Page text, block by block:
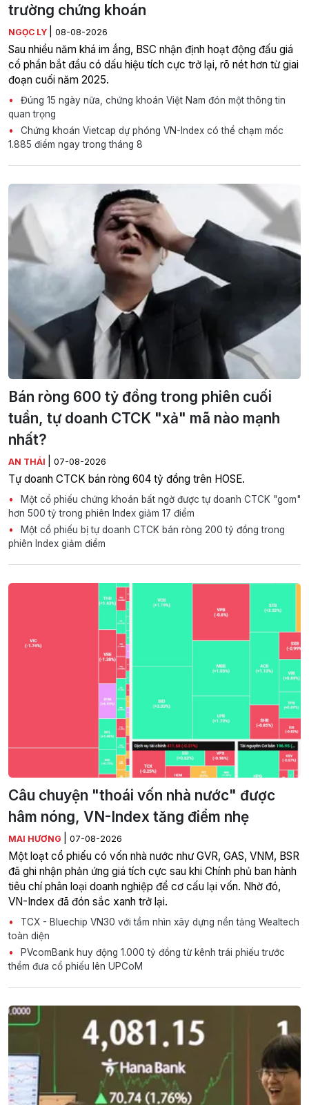
trường chứng khoán
NGỌC LY 08-08-2026
Sau nhiều năm khá im ắng, BSC nhận định hoạt động đấu giá
cổ phần bắt đầu có dấu hiệu tích cực trở lại, rõ nét hơn từ giai
đoạn cuối năm 2025.
Đúng 15 ngày nữa, chứng khoán Việt Nam đón một thông tin
quan trọng
Chứng khoán Vietcap dự phóng VN-Index có thể chạm mốc
1.885 điểm ngay trong tháng 8
Bán ròng 600 tỷ đồng trong phiên cuối
tuần, tự doanh CTCK "xả" mã nào mạnh
nhất?
AN THÁI 07-08-2026
Tự doanh CTCK bán ròng 604 tỷ đồng trên HOSE.
Một cổ phiếu chứng khoán bất ngờ được tự doanh CTCK "gom"
hơn 500 tỷ trong phiên Index giảm 17 điểm
Một cổ phiếu bị tự doanh CTCK bán ròng 200 tỷ đồng trong
phiên Index giảm điểm
Câu chuyện "thoái vốn nhà nước" được
hâm nóng, VN-Index tăng điểm nhẹ
MAI HƯƠNG 07-08-2026
Một loạt cổ phiếu có vốn nhà nước như GVR, GAS, VNM, BSR
đã ghi nhận phản ứng giá tích cực sau khi Chính phủ ban hành
tiêu chí phân loại doanh nghiệp để cơ cấu lại vốn. Nhờ đó,
VN-Index đã đón sắc xanh trở lại.
TCX - Bluechip VN30 với tầm nhìn xây dựng nền tảng Wealtech
toàn diện
PVcomBank huy động 1.000 tỷ đồng từ kênh trái phiếu trước
thềm đưa cổ phiếu lên UPCoM